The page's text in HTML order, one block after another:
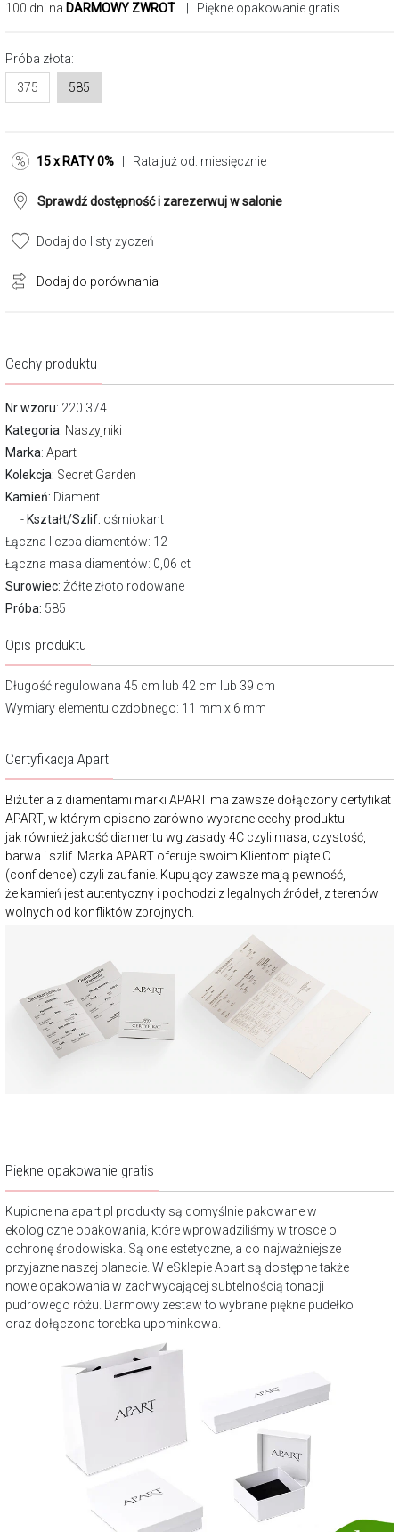
100 dni na DARMOWY ZWROT | Piękne opakowanie gratis
Próba złota:
375
585
15 x RATY 0% | Rata już od: miesięcznie
Sprawdź dostępność i zarezerwuj w salonie
Dodaj do listy życzeń
Dodaj do porównania
Cechy produktu
Nr wzoru: 220.374
Kategoria: Naszyjniki
Marka: Apart
Kolekcja: Secret Garden
Kamień: Diament
Kształt/Szlif: ośmiokant
Łączna liczba diamentów: 12
Łączna masa diamentów: 0,06 ct
Surowiec: Żółte złoto rodowane
Próba: 585
Opis produktu
Długość regulowana 45 cm lub 42 cm lub 39 cm
Wymiary elementu ozdobnego: 11 mm x 6 mm
Certyfikacja Apart
Biżuteria z diamentami marki APART ma zawsze dołączony certyfikat
APART, w którym opisano zarówno wybrane cechy produktu
jak również jakość diamentu wg zasady 4C czyli masa, czystość,
barwa i szlif. Marka APART oferuje swoim Klientom piąte C
(confidence) czyli zaufanie. Kupujący zawsze mają pewność,
że kamień jest autentyczny i pochodzi z legalnych źródeł, z terenów
wolnych od konfliktów zbrojnych.
Piękne opakowanie gratis
Kupione na apart.pl produkty są domyślnie pakowane w
ekologiczne opakowania, które wprowadziliśmy w trosce o
ochronę środowiska. Są one estetyczne, a co najważniejsze
przyjazne naszej planecie. W eSklepie Apart są dostępne także
nowe opakowania w zachwycającej subtelnością tonacji
pudrowego różu. Darmowy zestaw to wybrane piękne pudełko
oraz dołączona torebka upominkowa.